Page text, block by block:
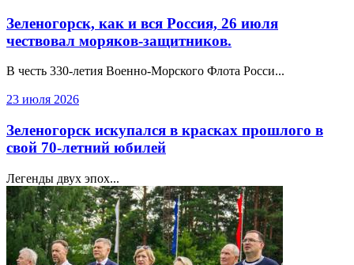
Зеленогорск, как и вся Россия, 26 июля
чествовал моряков-защитников.
В честь 330‑летия Военно‑Морского Флота Росси...
23 июля 2026
Зеленогорск искупался в красках прошлого в
свой 70-летний юбилей
Легенды двух эпох...